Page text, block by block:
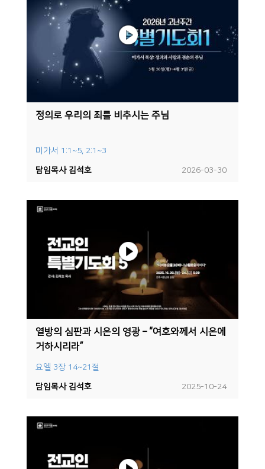
정의로 우리의 죄를 비추시는 주님
미가서 1:1~5, 2:1~3
2026-03-30
담임목사 김석호
열방의 심판과 시온의 영광 – “여호와께서 시온에
거하시리라”
요엘 3장 14~21절
2025-10-24
담임목사 김석호